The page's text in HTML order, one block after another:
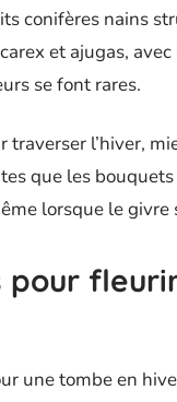
conifères nains
et ajugas,
se font rares.
traverser l’hiver,
que les bouquets
lorsque le givre
pour
une tombe en